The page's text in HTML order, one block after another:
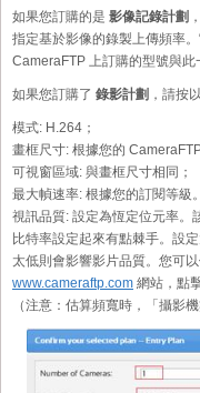
如果您訂購的是 影像記錄計劃
指定基於影像的錄製上傳頻率
CameraFTP 上訂購的型號與此
如果您訂購了 錄影計劃 ，請按
模式: H.264；
畫框尺寸: 根據您的
可視窗區域: 與畫框尺寸相同；
最大幀速率: 根據您的訂閱等級
視訊品質: 設定為恆定位元率。
比特率設定起來有點棘手。設
太低則會影響影片品質。您可
www.cameraftp.com 網站，點
（注意：估算頻寬時，「攝影